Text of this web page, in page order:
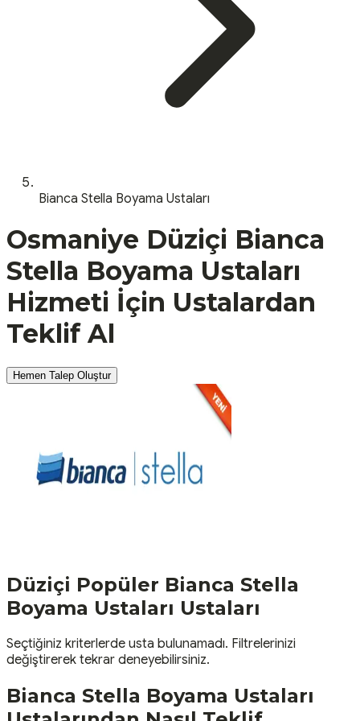
Bianca Stella Boyama Ustaları
Osmaniye Düziçi Bianca
Stella Boyama Ustaları
Hizmeti İçin Ustalardan
Teklif Al
Hemen Talep Oluştur
Düziçi Popüler Bianca Stella
Boyama Ustaları Ustaları
Seçtiğiniz kriterlerde usta bulunamadı. Filtrelerinizi
değiştirerek tekrar deneyebilirsiniz.
Bianca Stella Boyama Ustaları